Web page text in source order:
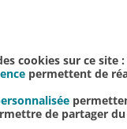
cookies sur ce
permettent de
de partager